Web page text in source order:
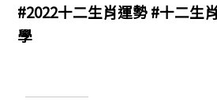
#2022十二生肖運勢 #十二生
學